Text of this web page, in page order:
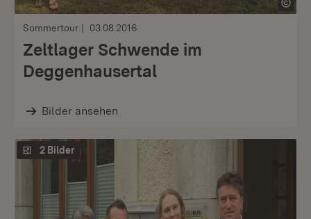
Sommertour 03.08.2016
Zeltlager Schwende im
Deggenhausertal
Bilder ansehen
2 Bilder